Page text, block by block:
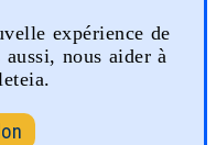
expérience de
nous aider à